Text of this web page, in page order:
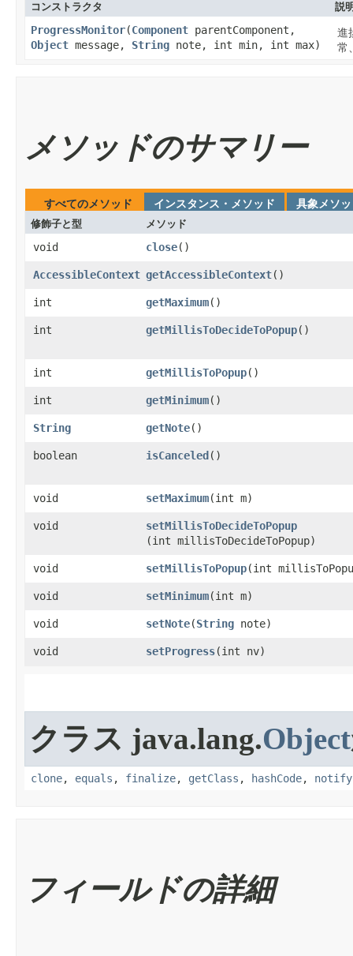
コンストラクタ
説
ProgressMonitor​(Component parentComponent,
Object message, String note, int min, int max)
進
常
メソッドのサマリー
すべてのメソッド インスタンス・メソッド
具象メソ
修飾子と型
メソッド
void close​()
AccessibleContext getAccessibleContext​()
int getMaximum​()
int getMillisToDecideToPopup​()
int getMillisToPopup​()
int getMinimum​()
String getNote​()
boolean isCanceled ​()
void setMaximum​(int m)
void setMillisToDecideToPopup
(int millisToDecideToPopup)
void setMillisToPopup​(int
void setMinimum​(int m)
void setNote​(String note)
void setProgress​(int nv)
クラス java.lang.Object
clone, equals , finalize, getClass , hashCode, notify
フィールドの詳細